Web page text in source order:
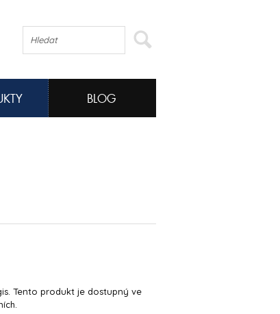
BLOG
Tento produkt je dostupný ve